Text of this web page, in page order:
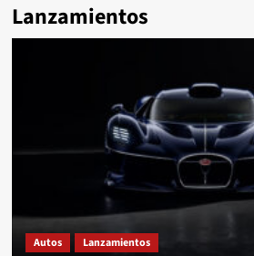
Lanzamientos
Autos Lanzamientos